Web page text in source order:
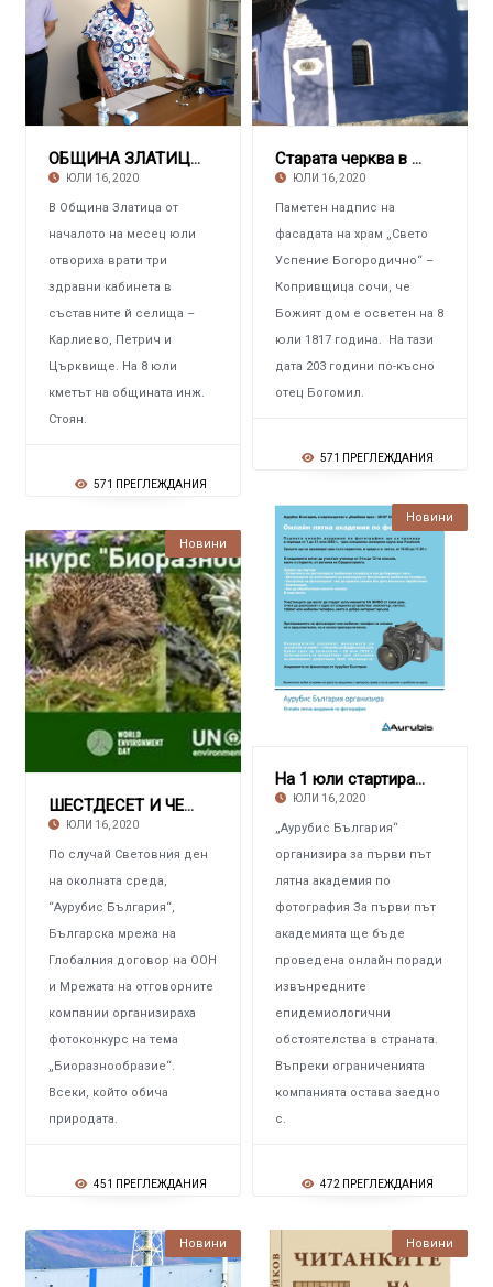
ОБЩИНА ЗЛАТИЦА Представи здравните кабинети
ЮЛИ 16, 2020
В Община Златица от
началото на месец юли
отвориха врати три
здравни кабинета в
съставните й селища –
Карлиево, Петрич и
Църквище. На 8 юли
кметът на общината инж.
Стоян.
571 ПРЕГЛЕЖДАНИЯ
Старата черква в Копривщица стана на 203 годи
ЮЛИ 16, 2020
Паметен надпис на
фасадата на храм „Свето
Успение Богородично“ –
Копривщица сочи, че
Божият дом е осветен на 8
юли 1817 година. На тази
дата 203 години по-късно
отец Богомил.
571 ПРЕГЛЕЖДАНИЯ
Новини
На 1 юли стартира първата лятна онлайн академ
ЮЛИ 16, 2020
„Аурубис България“
организира за първи път
лятна академия по
фотография За първи път
академията ще бъде
проведена онлайн поради
извънредните
епидемиологични
обстоятелства в страната.
Въпреки ограниченията
компанията остава заедно
с.
472 ПРЕГЛЕЖДАНИЯ
Новини
ШЕСТДЕСЕТ И ЧЕТИРИ УЧАСТНИЦИ Във фотоконкурс
ЮЛИ 16, 2020
По случай Световния ден
на околната среда,
“Аурубис България“,
Българска мрежа на
Глобалния договор на ООН
и Мрежата на отговорните
компании организираха
фотоконкурс на тема
„Биоразнообразие“.
Всеки, който обича
природата.
451 ПРЕГЛЕЖДАНИЯ
Новини Новини